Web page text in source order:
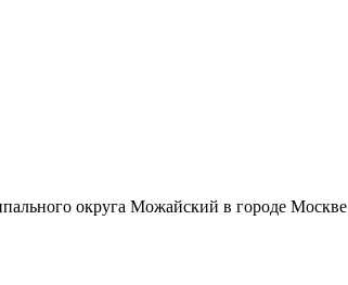
округа Можайский в городе Москве